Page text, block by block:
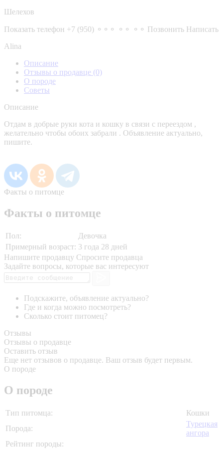
Шелехов
Показать телефон +7 (950) ⚬⚬⚬ ⚬⚬ ⚬⚬ Позвонить Написать
Alina
Описание
Отзывы о продавце (0)
О породе
Советы
Описание
Отдам в добрые руки кота и кошку в связи с переездом ,
желательно чтобы обоих забрали . Объявление актуально,
пишите.
Факты о питомце
Факты о питомце
Пол:
Девочка
Примерный возраст: 3 года 28 дней
Напишите продавцу Спросите продавца
Задайте вопросы, которые вас интересуют
Подскажите, объявление актуально?
Где и когда можно посмотреть?
Сколько стоит питомец?
Отзывы
Отзывы о продавце
Оставить отзыв
Еще нет отзывов о продавце. Ваш отзыв будет первым.
О породе
О породе
Тип питомца:
Кошки
Порода:
Турецкая
ангора
Рейтинг породы: